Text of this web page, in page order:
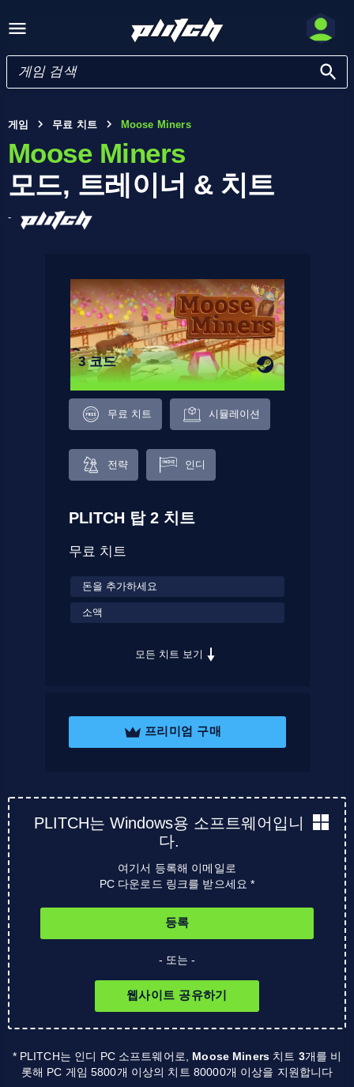
게임 무료 치트 Moose Miners
Moose Miners
모드, 트레이너 & 치트
-
3 코드
무료 치트 시뮬레이션
전략 인디
PLITCH 탑 2 치트
무료 치트
돈을 추가하세요
소액
모든 치트 보기
프리미엄 구매
PLITCH는 Windows용 소프트웨어입니
다.
여기서 등록해 이메일로
PC 다운로드 링크를 받으세요 *
등록
- 또는 -
웹사이트 공유하기
* PLITCH는 인디 PC 소프트웨어로, Moose Miners 치트 3개를 비
롯해 PC 게임 5800개 이상의 치트 80000개 이상을 지원합니다